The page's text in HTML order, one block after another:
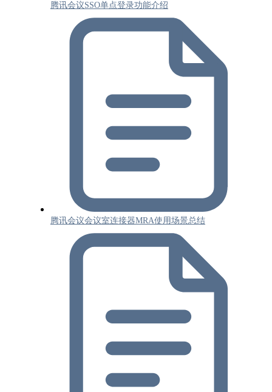
腾讯会议SSO单点登录功能介绍
腾讯会议会议室连接器MRA使用场景总结